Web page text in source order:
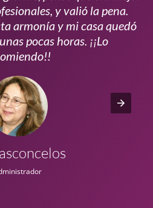
y valió la pena.
armonía y mi casa quedó
pocas horas. ¡¡Lo